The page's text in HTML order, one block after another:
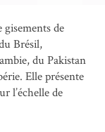
gisements de
Brésil,
du Pakistan
Elle présente
l’échelle de